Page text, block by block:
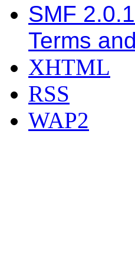
SMF
Terms
XHTML
RSS
WAP2